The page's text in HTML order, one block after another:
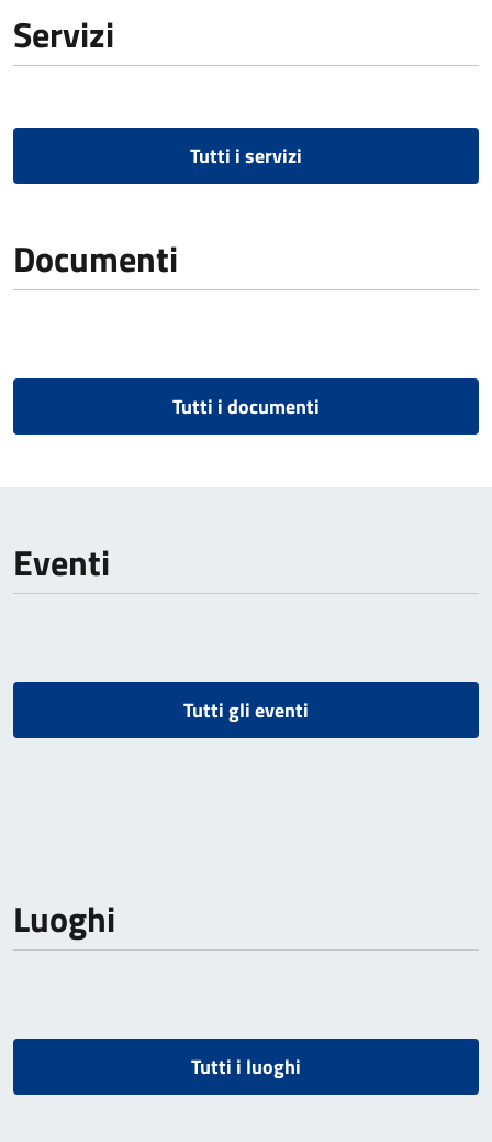
Servizi
Tutti i servizi
Documenti
Tutti i documenti
Eventi
Tutti gli eventi
Luoghi
Tutti i luoghi